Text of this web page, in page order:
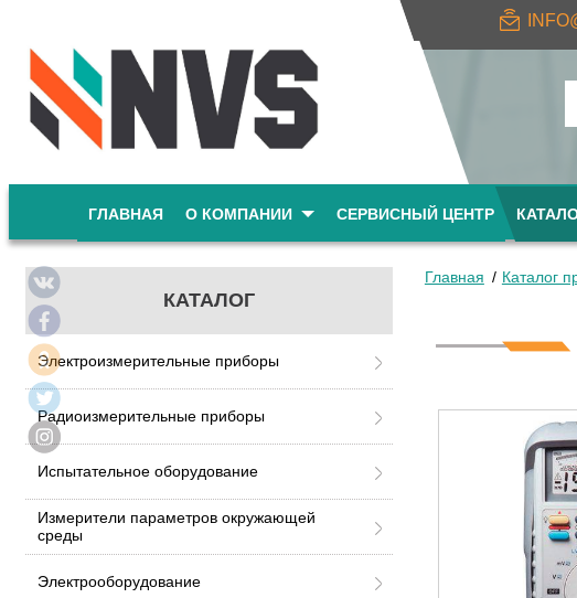
ГЛАВНАЯ О КОМПАНИИ СЕРВИСНЫЙ ЦЕНТР
КАТАЛОГ
Электроизмерительные приборы
Радиоизмерительные приборы
Испытательное оборудование
Измерители параметров окружающей
среды
Электрооборудование
Главная Каталог